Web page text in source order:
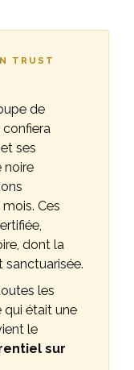
TRUST
de
ses
noire
Ces
dont la
sanctuarisée.
les
qui était une
le
sur